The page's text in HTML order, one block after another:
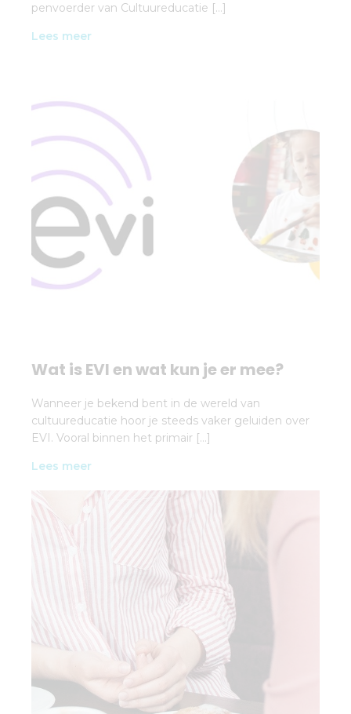
penvoerder van Cultuureducatie […]
Lees meer
Wat is EVI en wat kun je er mee?
Wanneer je bekend bent in de wereld van
cultuureducatie hoor je steeds vaker geluiden over
EVI. Vooral binnen het primair […]
Lees meer